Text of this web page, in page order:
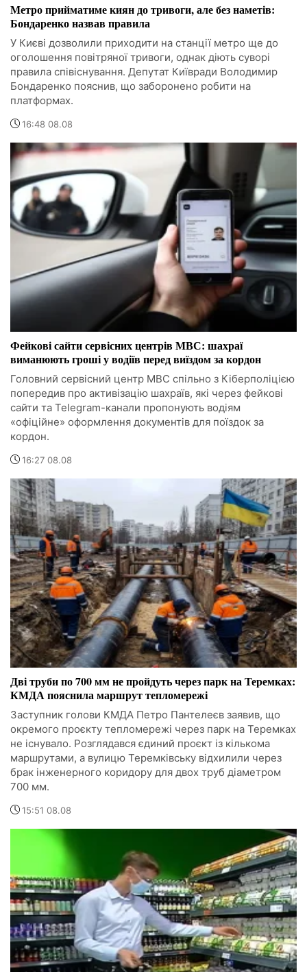
Метро прийматиме киян до тривоги, але без наметів:
Бондаренко назвав правила
У Києві дозволили приходити на станції метро ще до
оголошення повітряної тривоги, однак діють суворі
правила співіснування. Депутат Київради Володимир
Бондаренко пояснив, що заборонено робити на
платформах.
16:48 08.08
Фейкові сайти сервісних центрів МВС: шахраї
виманюють гроші у водіїв перед виїздом за кордон
Головний сервісний центр МВС спільно з Кіберполіцією
попередив про активізацію шахраїв, які через фейкові
сайти та Telegram-канали пропонують водіям
«офіційне» оформлення документів для поїздок за
кордон.
16:27 08.08
Дві труби по 700 мм не пройдуть через парк на Теремках:
КМДА пояснила маршрут тепломережі
Заступник голови КМДА Петро Пантелеєв заявив, що
окремого проєкту тепломережі через парк на Теремках
не існувало. Розглядався єдиний проєкт із кількома
маршрутами, а вулицю Теремківську відхилили через
брак інженерного коридору для двох труб діаметром
700 мм.
15:51 08.08